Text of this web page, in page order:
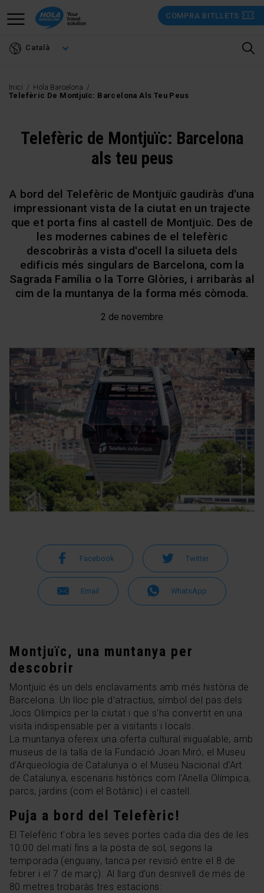
COMPRA BITLLETS
Català
Inici
Hola Barcelona
Telefèric De Montjuïc: Barcelona Als Teu Peus
Telefèric de Montjuïc: Barcelona
als teu peus
A bord del Telefèric de Montjuïc gaudiràs d'una
impressionant vista de la ciutat en un trajecte
que et porta fins al castell de Montjuïc. Des de
les modernes cabines de el telefèric
descobriràs a vista d'ocell la silueta dels
edificis més singulars de Barcelona, com la
Sagrada Família o la Torre Glòries, i arribaràs al
cim de la muntanya de la forma més còmoda.
2 de novembre
Facebook Twitter
Email WhatsApp
Montjuïc, una muntanya per
descobrir
Montjuïc és un dels enclavaments amb més història de
Barcelona. Un lloc ple d'atractius, símbol del pas dels
Jocs Olímpics per la ciutat i que s'ha convertit en una
visita indispensable per a visitants i locals.
La muntanya ofereix una oferta cultural inigualable, amb
museus de la talla de la Fundació Joan Miró, el Museu
d'Arqueologia de Catalunya o el Museu Nacional d'Art
de Catalunya, escenaris històrics com l'Anella Olímpica,
parcs, jardins (com el Botànic) i el castell.
Puja a bord del Telefèric!
El Telefèric t'obra les seves portes cada dia des de les
10:00 del matí fins a la posta de sol, segons la
temporada (enguany, tanca per revisió entre el 8 de
febrer i el 7 de març). Al llarg d'un desnivell de més de
80 metres trobaràs tres estacions: